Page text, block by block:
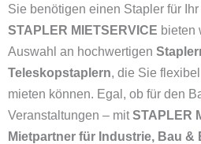
Sie benötigen einen Stapler für
STAPLER MIETSERVICE bieten
Auswahl an hochwertigen
Teleskopstaplern, die Sie
mieten können. Egal, ob für den
Veranstaltungen – mitSTAPLER
Mietpartner für Industrie, Bau &